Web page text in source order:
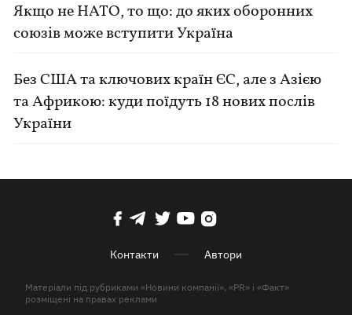
Якщо не НАТО, то що: до яких оборонних
союзів може вступити Україна
Без США та ключових країн ЄС, але з Азією
та Африкою: куди поїдуть 18 нових послів
України
Контакти Автори
Матеріали під рубриками «Новини компанії», «PR» і «Факт»
розміщені на правах реклами